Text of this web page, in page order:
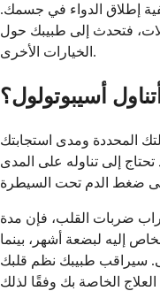
إطلاق الدواء في جسمك.
فتحدث إلى طبيبك حول
الخيارات الأخرى.
أسيبوتولول؟
المحددة ومدى استجابتك
تحتاج إلى تناوله على المدى
ضربات القلب، فإن مدة
إليه لبضعة أشهر، بينما
سيراقب طبيبك نظم قلبك